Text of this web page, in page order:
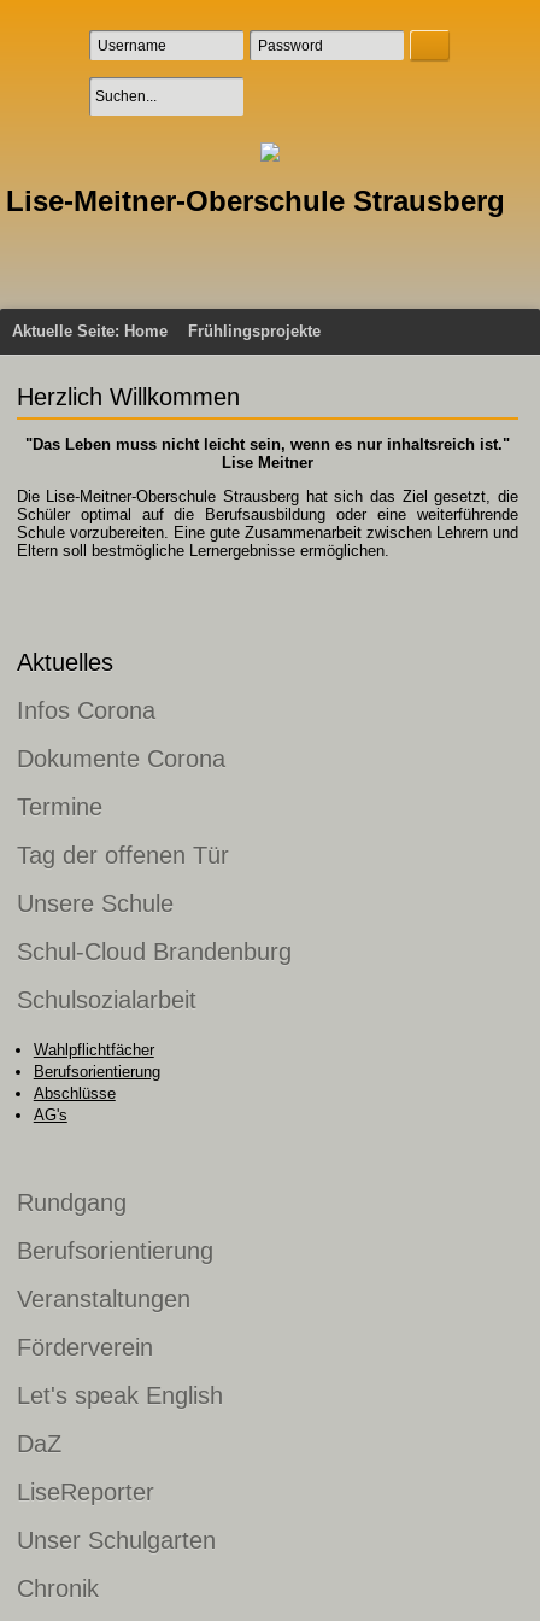
Lise-Meitner-Oberschule Strausberg
Aktuelle Seite: Home Frühlingsprojekte
Herzlich Willkommen
"Das Leben muss nicht leicht sein, wenn es nur inhaltsreich ist."
Lise Meitner
Die Lise-Meitner-Oberschule Strausberg hat sich das Ziel gesetzt, die
Schüler optimal auf die Berufsausbildung oder eine weiterführende
Schule vorzubereiten. Eine gute Zusammenarbeit zwischen Lehrern und
Eltern soll bestmögliche Lernergebnisse ermöglichen.
Aktuelles
Infos Corona
Dokumente Corona
Termine
Tag der offenen Tür
Unsere Schule
Schul-Cloud Brandenburg
Schulsozialarbeit
Wahlpflichtfächer
Berufsorientierung
Abschlüsse
AG's
Rundgang
Berufsorientierung
Veranstaltungen
Förderverein
Let's speak English
DaZ
LiseReporter
Unser Schulgarten
Chronik